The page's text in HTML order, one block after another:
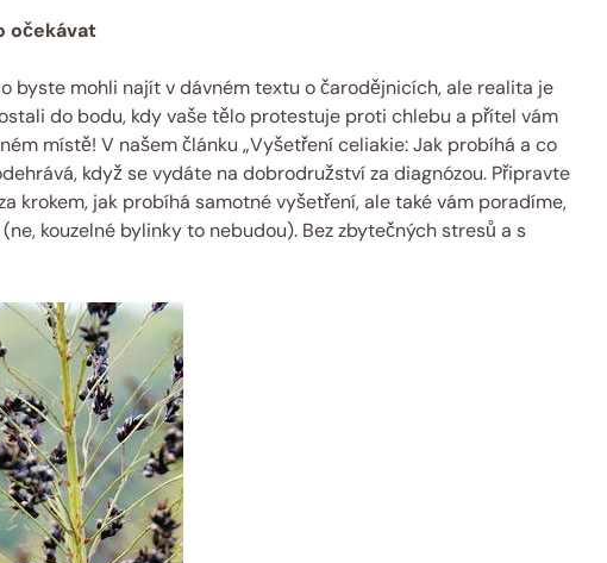
očekávat
byste mohli najít v dávném textu o čarodějnicích, ale realita je
do bodu, kdy vaše tělo protestuje proti chlebu a přítel vám
místě! V našem článku „Vyšetření celiakie: Jak probíhá a co
když se vydáte na dobrodružství za diagnózou. Připravte
krokem, jak probíhá samotné vyšetření, ale také vám poradíme,
kouzelné bylinky to nebudou). Bez zbytečných stresů a s